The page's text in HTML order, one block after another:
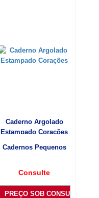
Caderno Argolado
Estampado Corações
Cadernos Pequenos
Consulte
PREÇO SOB CONSULTA